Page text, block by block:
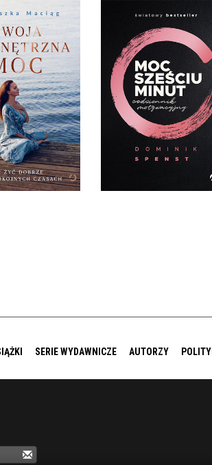
WEWNĘTRZNA
MOC
MACIĄG
TWARDA
ZŁ
MOC SZEŚCIU
DOMINIK SPENST
OPRAWA TWARDA
49,99 ZŁ
SERIE WYDAWNICZE AUTORZY